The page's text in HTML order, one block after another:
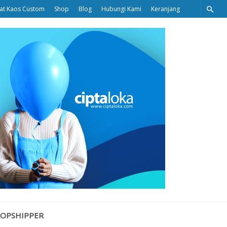
Kaos Custom Shop Blog Hubungi Kami Keranjang